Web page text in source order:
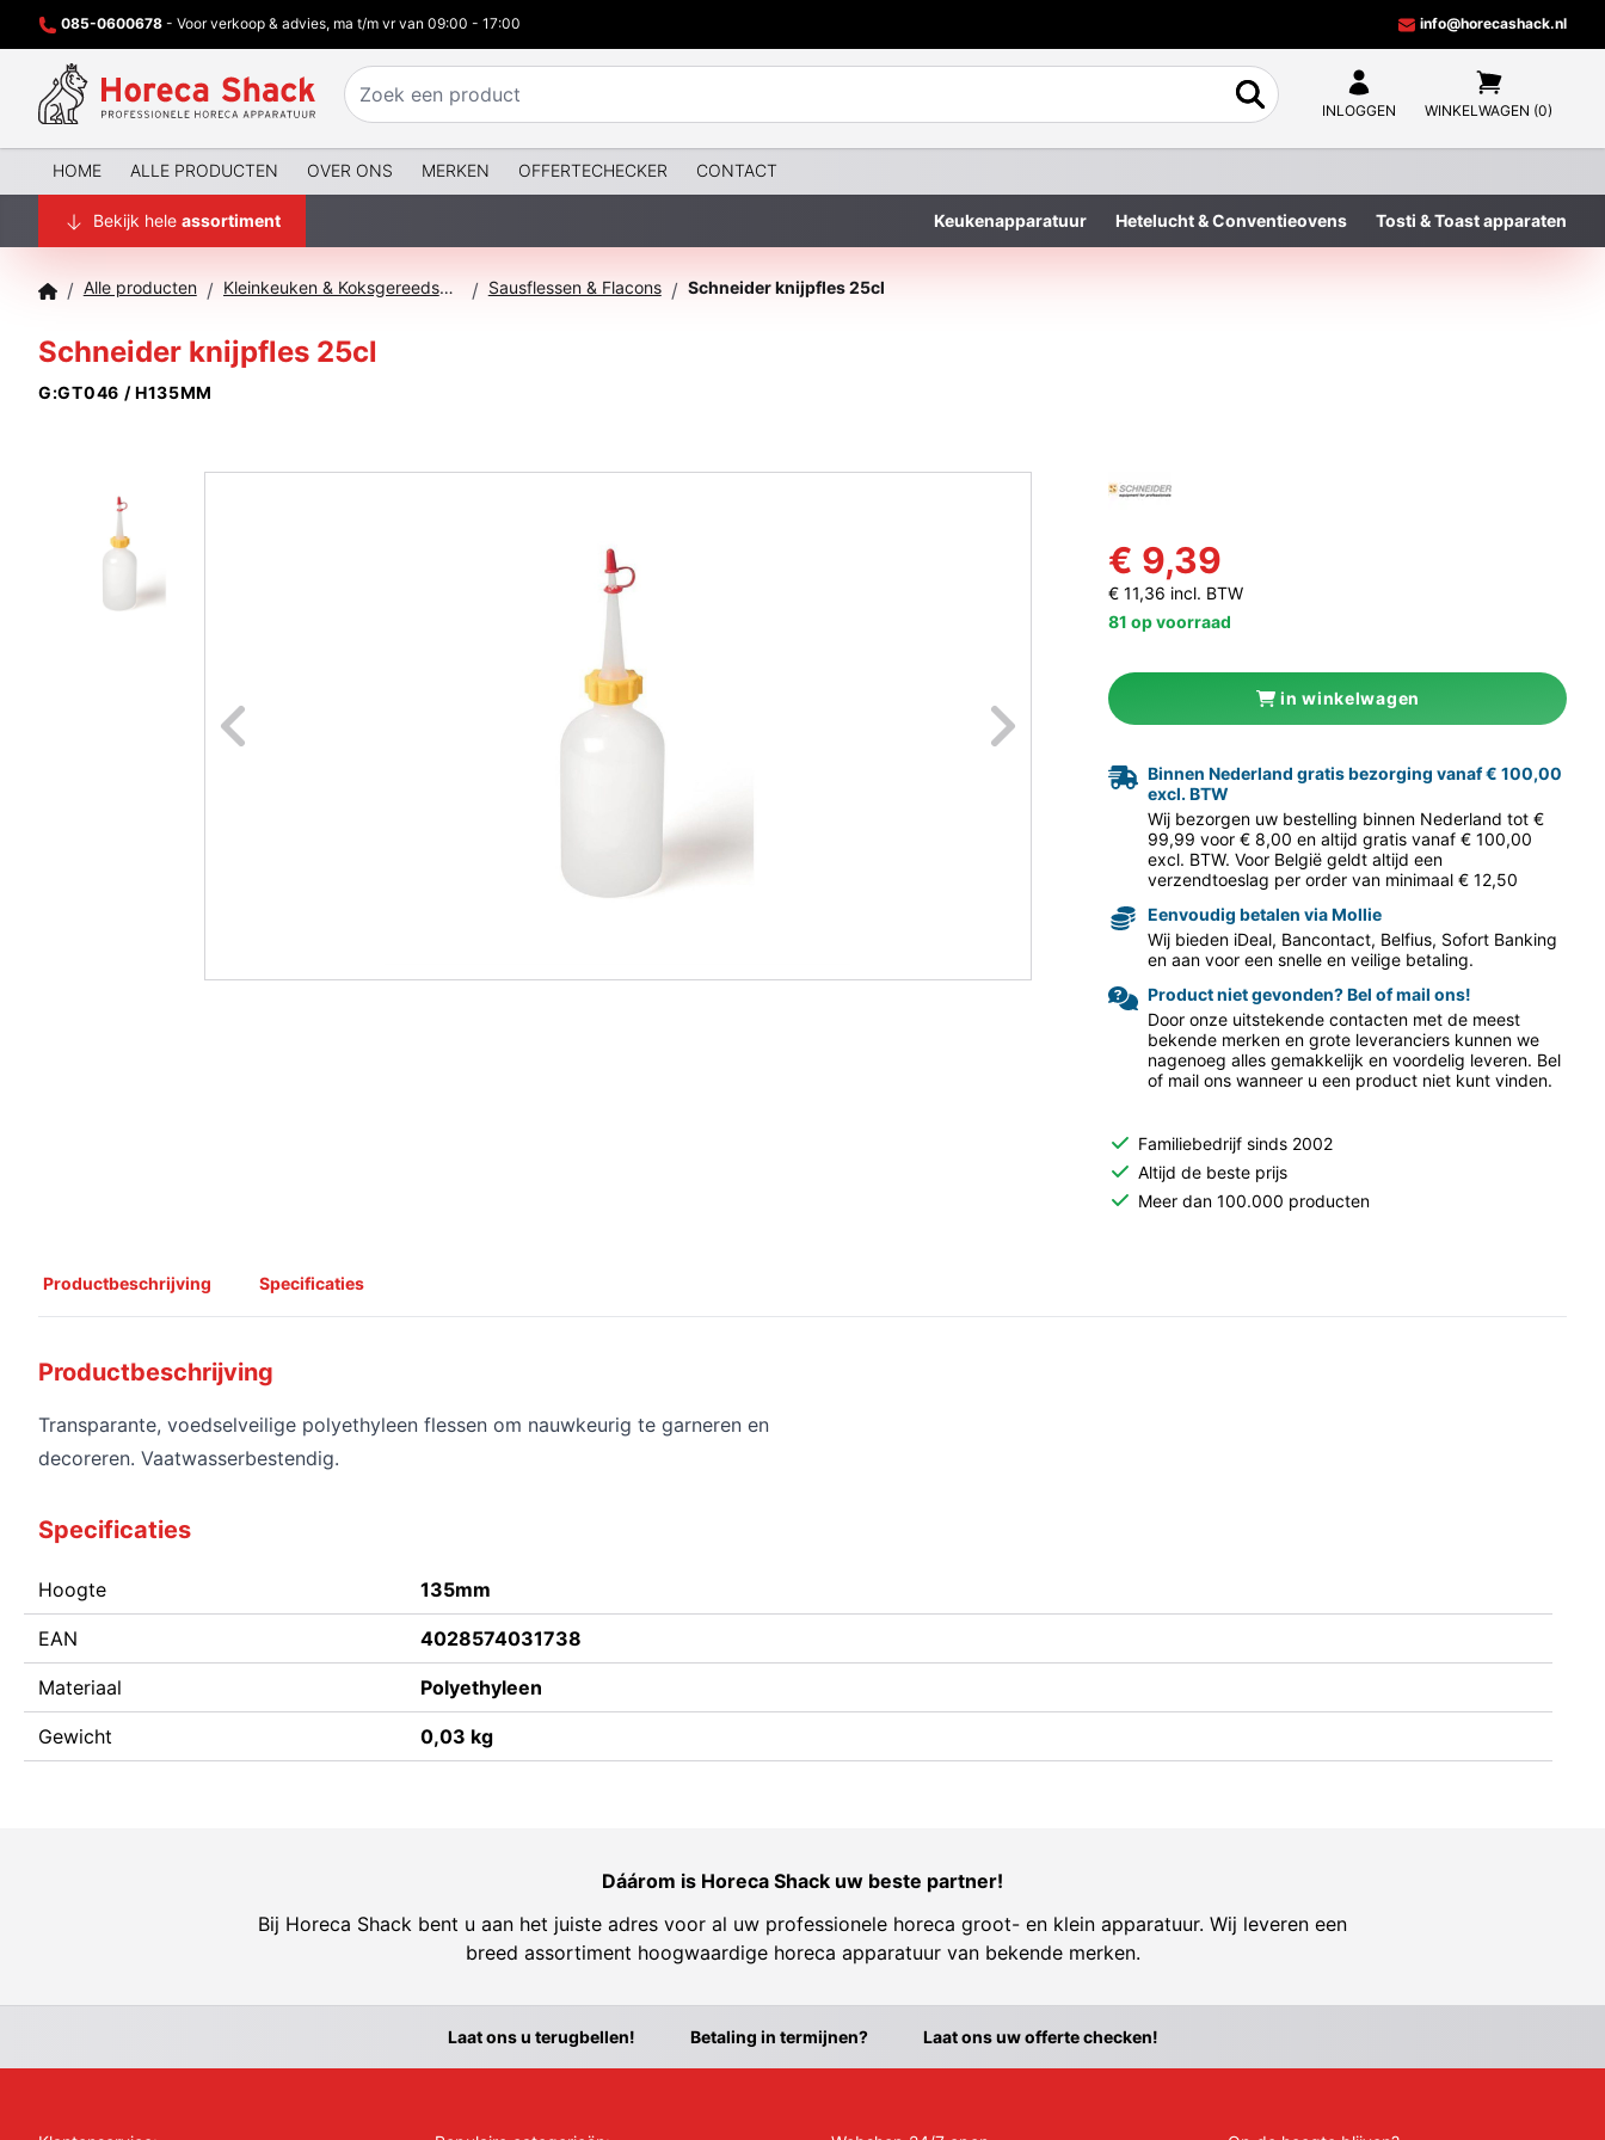
085-0600678 - Voor verkoop & advies, ma t/m vr van 09:00 - 17:00 info@horecashack.nl
INLOGGEN WINKELWAGEN (0)
HOME ALLE PRODUCTEN OVER ONS MERKEN OFFERTECHECKER CONTACT
Bekijk hele assortiment Keukenapparatuur Hetelucht & Conventieovens Tosti & Toast apparaten
/ Alle producten / Kleinkeuken & Koksgereedschap / Sausflessen & Flacons / Schneider knijpfles 25cl
Schneider knijpfles 25cl
G:GT046 / H135MM
Naar vorige foto Naar volgende
€ 9,39
€ 11,36 incl. BTW
81 op voorraad
in winkelwagen
Binnen Nederland gratis bezorging vanaf € 100,00
excl. BTW
Wij bezorgen uw bestelling binnen Nederland tot €
99,99 voor € 8,00 en altijd gratis vanaf € 100,00
excl. BTW. Voor België geldt altijd een
verzendtoeslag per order van minimaal € 12,50
Eenvoudig betalen via Mollie
Wij bieden iDeal, Bancontact, Belfius, Sofort Banking
en aan voor een snelle en veilige betaling.
Product niet gevonden? Bel of mail ons!
Door onze uitstekende contacten met de meest
bekende merken en grote leveranciers kunnen we
nagenoeg alles gemakkelijk en voordelig leveren. Bel
of mail ons wanneer u een product niet kunt vinden.
Familiebedrijf sinds 2002
Altijd de beste prijs
Meer dan 100.000 producten
Productbeschrijving Specificaties
Productbeschrijving
Transparante, voedselveilige polyethyleen flessen om nauwkeurig te garneren en
decoreren. Vaatwasserbestendig.
Specificaties
Hoogte 135mm
EAN 4028574031738
Materiaal Polyethyleen
Gewicht 0,03 kg
Dáárom is Horeca Shack uw beste partner!
Bij Horeca Shack bent u aan het juiste adres voor al uw professionele horeca groot- en klein apparatuur. Wij leveren een
breed assortiment hoogwaardige horeca apparatuur van bekende merken.
Laat ons u terugbellen! Betaling in termijnen? Laat ons uw offerte checken!